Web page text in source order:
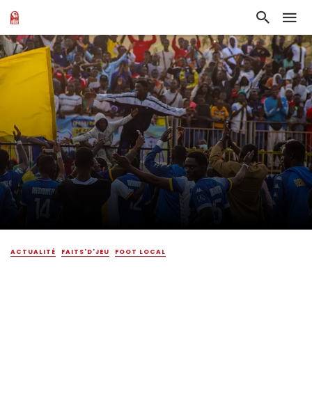
ACTUALITÉ FAITS'D'JEU FOOT LOCAL